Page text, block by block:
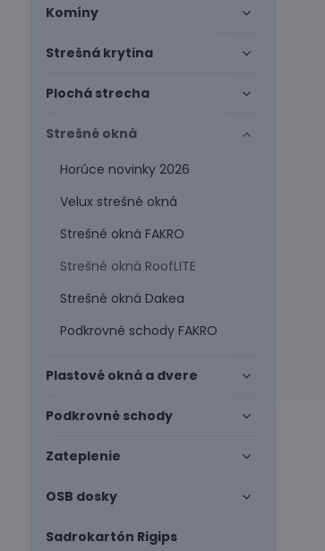
Komíny
Strešná krytina
Plochá strecha
Strešné okná
Horúce novinky 2026
Velux strešné okná
Strešné okná FAKRO
Strešné okná RoofLITE
Strešné okná Dakea
Podkrovné schody FAKRO
Plastové okná a dvere
Podkrovné schody
Zateplenie
OSB dosky
Sadrokartón Rigips